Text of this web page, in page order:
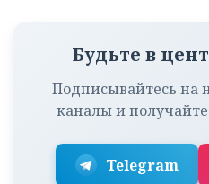
Будьте в
Подписывайтесь
каналы и
Telegram